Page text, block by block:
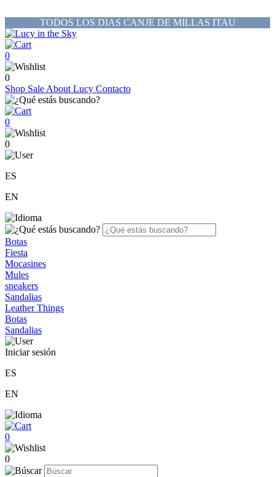
TODOS LOS DIAS CANJE DE MILLAS ITAU
0
0
Shop Sale About Lucy Contacto
0
0
ES
EN
Botas
Fiesta
Mocasines
Mules
sneakers
Sandalias
Leather Things
Botas
Sandalias
Iniciar sesión
ES
EN
0
0